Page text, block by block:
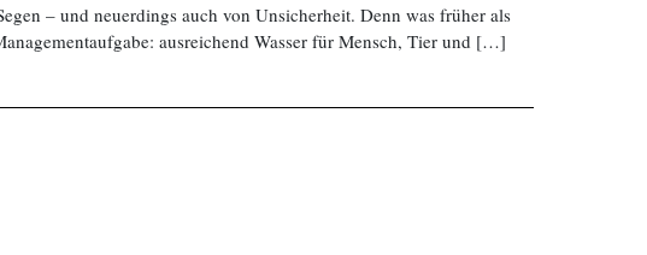
– und neuerdings auch von Unsicherheit. Denn was früher als
ausreichend Wasser für Mensch, Tier und […]